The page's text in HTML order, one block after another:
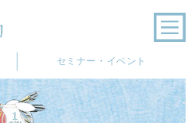
セミナー・イベント